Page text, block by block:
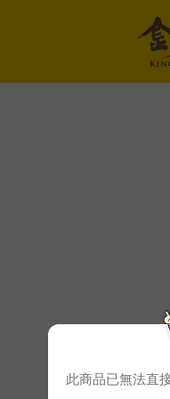
此商品已無法直